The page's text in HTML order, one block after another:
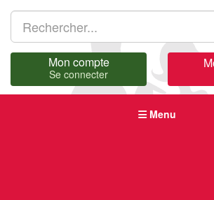
Mon compte
Se connecter
Menu